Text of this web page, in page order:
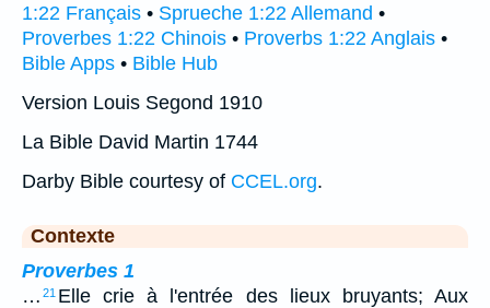
1:22 Français • Sprueche 1:22 Allemand •
Proverbes 1:22 Chinois • Proverbs 1:22 Anglais •
Bible Apps • Bible Hub
Version Louis Segond 1910
La Bible David Martin 1744
Darby Bible courtesy of CCEL.org.
Contexte
Proverbes 1
… 21 Elle crie à l'entrée des lieux bruyants; Aux